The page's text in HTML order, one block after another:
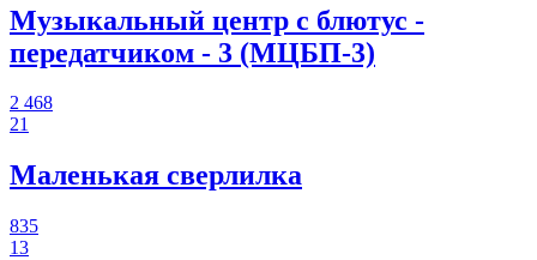
Музыкальный центр с блютус -
передатчиком - 3 (МЦБП-3)
2 468
21
Маленькая сверлилка
835
13